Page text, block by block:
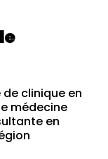
clinique en
médecine
en